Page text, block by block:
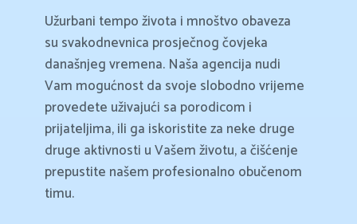
Užurbani tempo života i mnoštvo obaveza
su svakodnevnica prosječnog čovjeka
današnjeg vremena. Naša agencija nudi
Vam mogućnost da svoje slobodno vrijeme
provedete uživajući sa porodicom i
prijateljima, ili ga iskoristite za neke druge
druge aktivnosti u Vašem životu, a čišćenje
prepustite našem profesionalno obučenom
timu.